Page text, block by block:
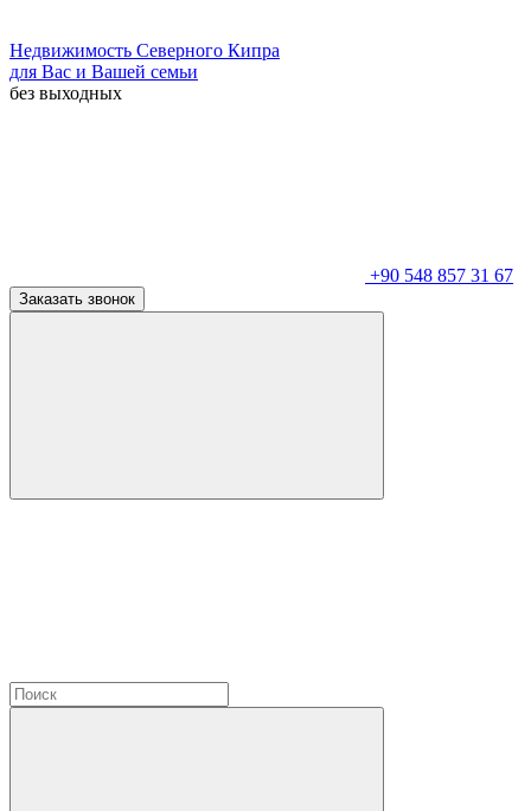
Недвижимость Северного Кипра
для Вас и Вашей семьи
без выходных
+90 548 857 31 67
Заказать звонок